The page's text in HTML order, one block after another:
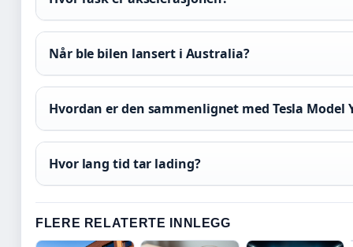
Når ble bilen lansert i Australia?
Hvordan er den sammenlignet med Tesla Model
Hvor lang tid tar lading?
FLERE RELATERTE INNLEGG